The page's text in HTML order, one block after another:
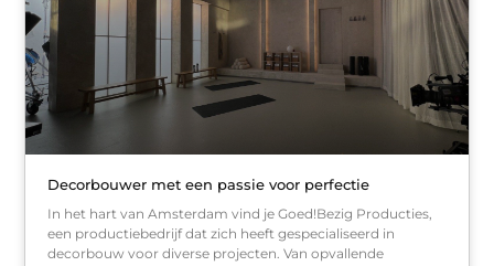
Decorbouwer met een passie voor perfectie
In het hart van Amsterdam vind je Goed!Bezig Producties,
een productiebedrijf dat zich heeft gespecialiseerd in
decorbouw voor diverse projecten. Van opvallende